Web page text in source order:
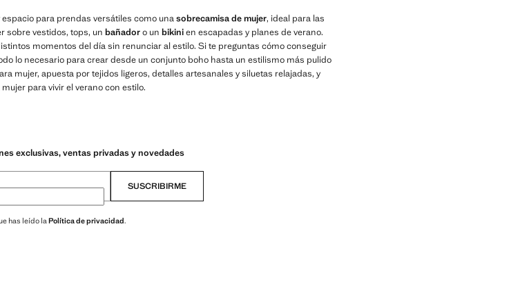
para prendas versátiles como unasobrecamisa de mujer, ideal para las
sobre vestidos, tops, un bañadoro un bikinien escapadas y planes de verano.
momentos del día sin renunciar al estilo. Si te preguntas cómo conseguir
lo necesario para crear desde un conjunto boho hasta un estilismo más pulido
mujer, apuesta por tejidos ligeros, detalles artesanales y siluetas relajadas, y
para vivir el verano con estilo.
exclusivas, ventas privadas y novedades
SUSCRIBIRME
has leído laPolítica de privacidad.